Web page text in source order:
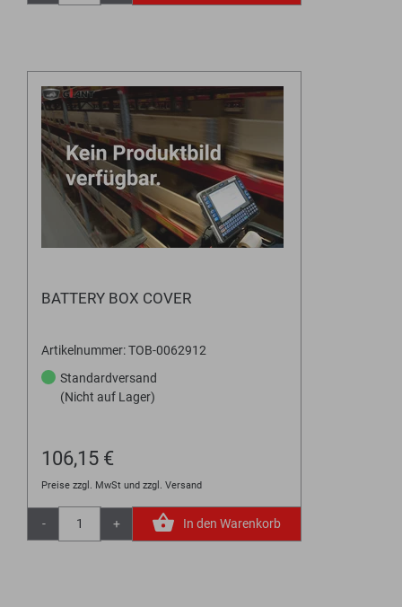
BATTERY BOX COVER
Artikelnummer: TOB-0062912
Standardversand
(Nicht auf Lager)
106,15 €
Preise zzgl. MwSt und zzgl. Versand
- + In den Warenkorb